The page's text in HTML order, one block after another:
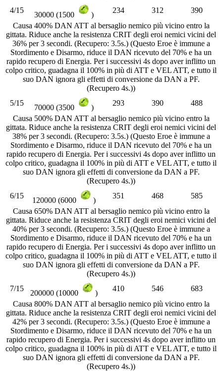
4/15
30000 (1500 )
234 312
390
Causa 400% DAN ATT al bersaglio nemico più vicino entro la
gittata. Riduce anche la resistenza CRIT degli eroi nemici vicini del
36% per 3 secondi. (Recupero: 3.5s.) (Questo Eroe è immune a
Stordimento e Disarmo, riduce il DAN ricevuto del 70% e ha un
rapido recupero di Energia. Per i successivi 4s dopo aver inflitto un
colpo critico, guadagna il 100% in più di ATT e VEL ATT, e tutto il
suo DAN ignora gli effetti di conversione da DAN a PF.
(Recupero 4s.))
5/15
70000 (3500 )
293 390
488
Causa 500% DAN ATT al bersaglio nemico più vicino entro la
gittata. Riduce anche la resistenza CRIT degli eroi nemici vicini del
38% per 3 secondi. (Recupero: 3.5s.) (Questo Eroe è immune a
Stordimento e Disarmo, riduce il DAN ricevuto del 70% e ha un
rapido recupero di Energia. Per i successivi 4s dopo aver inflitto un
colpo critico, guadagna il 100% in più di ATT e VEL ATT, e tutto il
suo DAN ignora gli effetti di conversione da DAN a PF.
(Recupero 4s.))
6/15
120000 (6000 )
351 468
585
Causa 650% DAN ATT al bersaglio nemico più vicino entro la
gittata. Riduce anche la resistenza CRIT degli eroi nemici vicini del
40% per 3 secondi. (Recupero: 3.5s.) (Questo Eroe è immune a
Stordimento e Disarmo, riduce il DAN ricevuto del 70% e ha un
rapido recupero di Energia. Per i successivi 4s dopo aver inflitto un
colpo critico, guadagna il 100% in più di ATT e VEL ATT, e tutto il
suo DAN ignora gli effetti di conversione da DAN a PF.
(Recupero 4s.))
7/15
200000 (10000 )
410 546
683
Causa 800% DAN ATT al bersaglio nemico più vicino entro la
gittata. Riduce anche la resistenza CRIT degli eroi nemici vicini del
42% per 3 secondi. (Recupero: 3.5s.) (Questo Eroe è immune a
Stordimento e Disarmo, riduce il DAN ricevuto del 70% e ha un
rapido recupero di Energia. Per i successivi 4s dopo aver inflitto un
colpo critico, guadagna il 100% in più di ATT e VEL ATT, e tutto il
suo DAN ignora gli effetti di conversione da DAN a PF.
(Recupero 4s.))